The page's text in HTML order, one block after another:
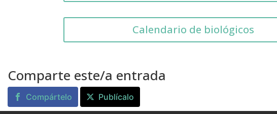
Calendario de biológicos
Comparte este/a entrada
Compártelo Publícalo